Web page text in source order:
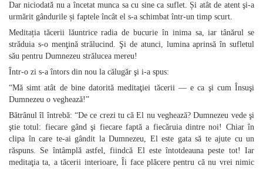
Dar niciodată nu a încetat munca sa cu sine ca suflet. Și atât de atent şi‑a
urmărit gândurile și faptele încât el s‑a schimbat într‑un timp scurt.
Meditația tăcerii lăuntrice radia de bucurie în inima sa, iar tânărul se
străduia s‑o menţină strălucind. Şi de atunci, lumina aprinsă în sufletul
său pentru Dumnezeu strălucea mereu!
Într‑o zi s‑a întors din nou la călugăr şi i‑a spus:
“Mă simt atât de bine datorită meditaţiei tăcerii — e ca şi cum Însuşi
Dumnezeu o veghează!”
Bătrânul îl întrebă: “De ce crezi tu că El nu veghează? Dumnezeu vede şi
ştie totul: fiecare gând şi fiecare faptă a fiecăruia dintre noi! Chiar în
clipa în care te‑ai gândit la Dumnezeu, El este gata să te ajute cu un
răspuns. Se întâmplă astfel, fiindcă El este întotdeauna peste tot! Iar
meditaţia ta, a tăcerii interioare, Îi face plăcere pentru că nu vrei nimic